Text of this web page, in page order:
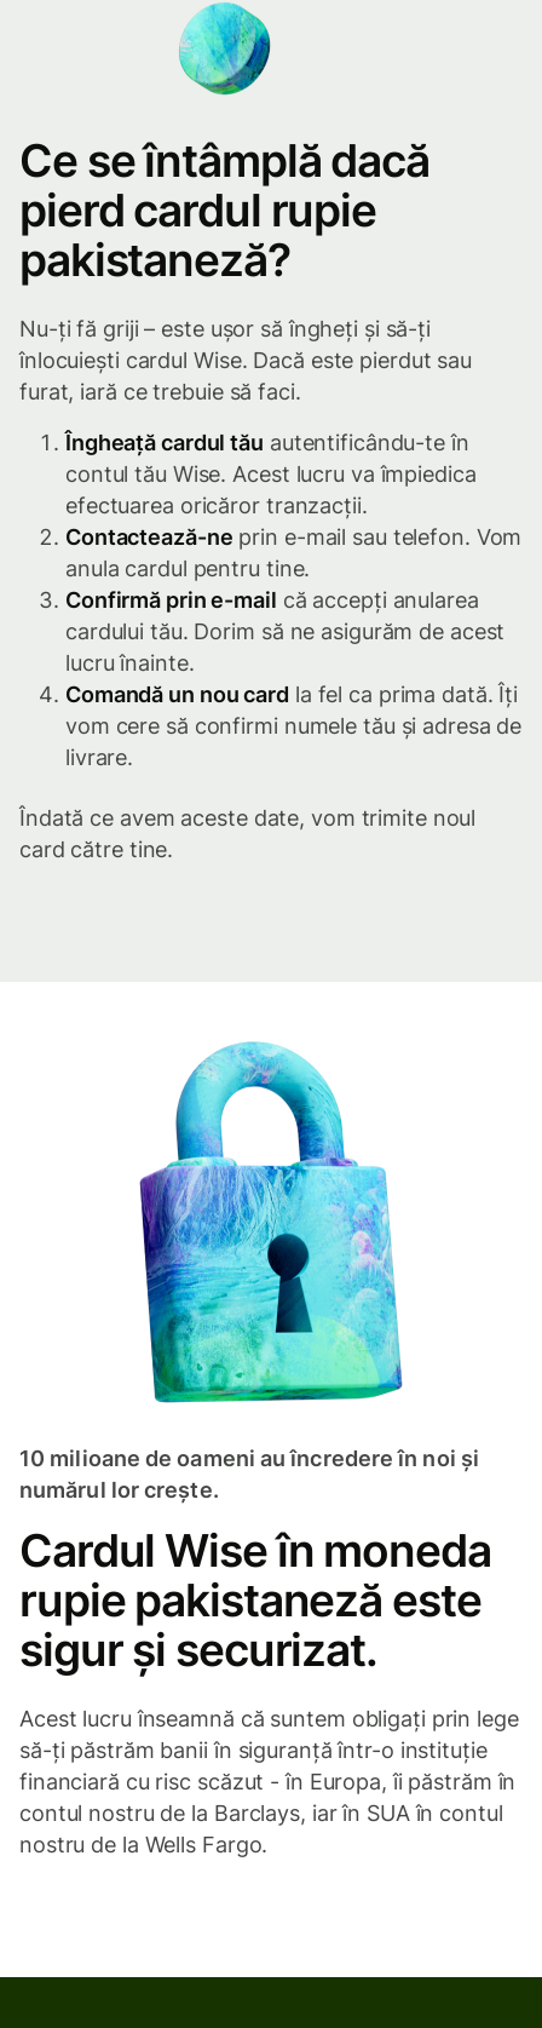
Ce se întâmplă dacă
pierd cardul rupie
pakistaneză?
Nu-ți fă griji – este ușor să îngheți și să-ți
înlocuiești cardul Wise. Dacă este pierdut sau
furat, iară ce trebuie să faci.
Îngheață cardul tău autentificându-te în
contul tău Wise. Acest lucru va împiedica
efectuarea oricăror tranzacții.
Contactează-ne prin e-mail sau telefon. Vom
anula cardul pentru tine.
Confirmă prin e-mail că accepți anularea
cardului tău. Dorim să ne asigurăm de acest
lucru înainte.
Comandă un nou card la fel ca prima dată. Îți
vom cere să confirmi numele tău și adresa de
livrare.
Îndată ce avem aceste date, vom trimite noul
card către tine.
Cardul Wise în moneda
rupie pakistaneză este
sigur și securizat.
10 milioane de oameni au încredere în noi și
numărul lor crește.
Acest lucru înseamnă că suntem obligați prin lege
să-ți păstrăm banii în siguranță într-o instituție
financiară cu risc scăzut - în Europa, îi păstrăm în
contul nostru de la Barclays, iar în SUA în contul
nostru de la Wells Fargo.